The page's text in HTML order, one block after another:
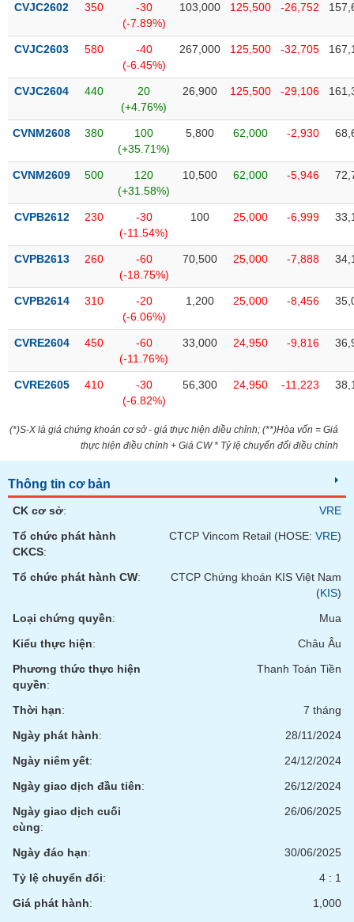
CVJC2602 350
-30
(-7.89%)
103,000 125,500 -26,752
CVJC2603 580
-40
(-6.45%)
267,000 125,500 -32,705
CVJC2604 440
20
(+4.76%)
26,900 125,500 -29,106
CVNM2608 380
100
(+35.71%)
5,800 62,000 -2,930
CVNM2609 500
120
(+31.58%)
10,500 62,000 -5,946
CVPB2612 230
-30
(-11.54%)
100 25,000 -6,999
CVPB2613 260
-60
(-18.75%)
70,500 25,000 -7,888
CVPB2614 310
-20
(-6.06%)
1,200 25,000 -8,456
CVRE2604 450
-60
(-11.76%)
33,000 24,950 -9,816
CVRE2605 410
-30
(-6.82%)
56,300 24,950 -11,223
(*)S-X là giá chứng khoán cơ sở - giá thực hiện điều chỉnh; (**)Hòa vốn = Giá
thực hiện điều chỉnh + Giá CW * Tỷ lệ chuyển đổi điều chỉnh
Thông tin cơ bản
CK cơ sở:
VRE
Tổ chức phát hành
CKCS:
CTCP Vincom Retail (HOSE: VRE)
Tổ chức phát hành CW:
CTCP Chứng khoán KIS Việt Nam
(KIS)
Loại chứng quyền:
Mua
Kiểu thực hiện:
Châu Âu
Phương thức thực hiện
quyền:
Thanh Toán Tiền
Thời hạn:
7 tháng
Ngày phát hành:
28/11/2024
Ngày niêm yết:
24/12/2024
Ngày giao dịch đầu tiên:
26/12/2024
Ngày giao dịch cuối
cùng:
26/06/2025
Ngày đáo hạn:
30/06/2025
Tỷ lệ chuyển đổi:
4 : 1
Giá phát hành: 1,000
Dịch
(-)
Đào
chính
Công
cụ
tư
thông
chính
Dữ
liệu